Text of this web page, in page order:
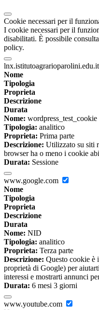
Cookie necessari per il
I cookie necessari per il
disabilitati. È possibile
policy.
lnx.istitutoagrarioparolini.edu.it
Nome
Tipologia
Proprieta
Descrizione
Durata
Nome: wordpress_test_cookie
Tipologia: analitico
Proprieta: Prima parte
Descrizione: Utilizzato su siti
browser ha o meno i cookie
Durata: Sessione
www.google.com
Nome
Tipologia
Proprieta
Descrizione
Durata
Nome: NID
Tipologia: analitico
Proprieta: Terza parte
Descrizione: Questo cookie è
proprietà di Google) per
interessi e mostrarti annunci
Durata: 6 mesi 3 giorni
www.youtube.com